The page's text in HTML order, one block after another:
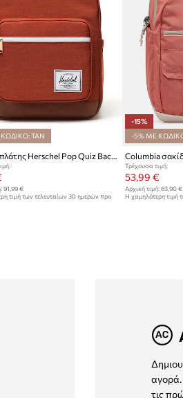
TAN
91,99 €
τιμή των τελευταίων 30 ημερών προ
-15%
-5% ΜΕ
Columbia
Τρέχουσα τιμή:
53,99 €
Αρχική τιμή: 63,90 €
Η χαμηλότερη τιμή
αγορά.
τις